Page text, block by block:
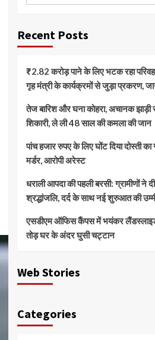
Recent Posts
₹2.82 करोड़ पाने के लिए भटक रहा
गृह मंत्री के कार्यक्रमों से जुड़ा प्रकरण,
तेज बारिश और घना कोहरा, अचानक
शिकारी, ले ली 48 साल की कमला की जान
पांच हजार रुपए के लिए घोंट दिया दोस्ती का
मर्डर, आरोपी अरेस्ट
धराली आपदा की पहली बरसी: ग्रामीणों ने
श्रद्धांजलि, दर्द के साथ नई शुरुआत की
एसडीएम ऑफिस कैंपस में भयंकर
तोड़ घर के अंदर घुसी चट्टान
Web Stories
Categories